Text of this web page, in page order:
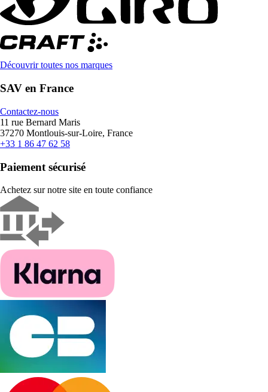
Découvrir toutes nos marques
SAV en France
Contactez-nous
11 rue Bernard Maris
37270 Montlouis-sur-Loire, France
+33 1 86 47 62 58
Paiement sécurisé
Achetez sur notre site en toute confiance